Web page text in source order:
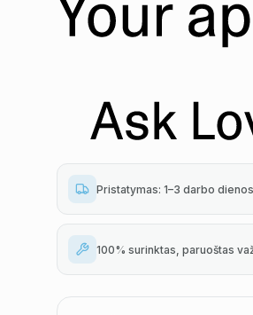
Pristatymas: 1–3 darbo dienos
100% surinktas, paruoštas